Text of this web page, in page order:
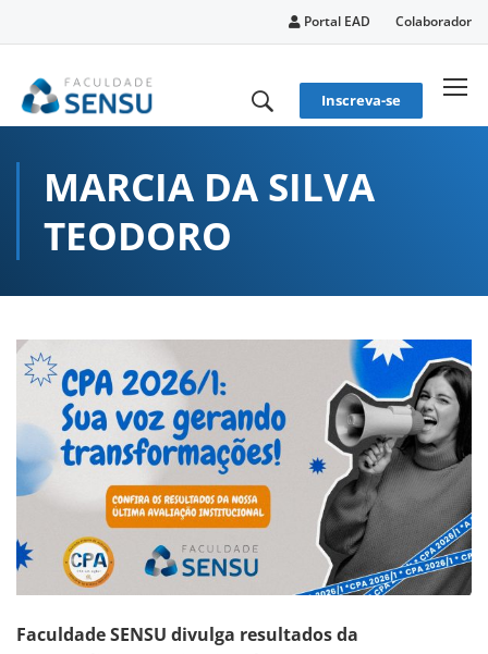
Portal EAD Colaborador
Inscreva-se
MARCIA DA SILVA
TEODORO
Faculdade SENSU divulga resultados da